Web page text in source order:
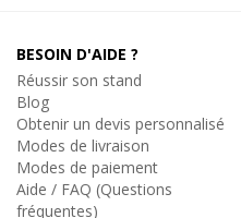
Ajoutez ce filtre à vos
contrastes lumineux et donner
scène professionnelles.
Caractéristiques techniques
- Dimensions du rouleau : 1.22
- Couleur : bleu foncé / bleu nuit
BESOIN D'AIDE ?
Réussir son stand
Blog
Obtenir un devis personnalisé
Modes de livraison
Modes de paiement
Aide / FAQ (Questions
fréquentes)